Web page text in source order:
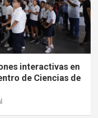
interactivas en
de Ciencias de